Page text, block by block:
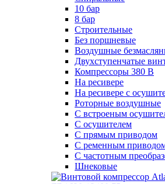
10 бар
8 бар
Cтроительные
Без поршневые
Воздушные
Двухступенчатые
Компрессоры 380 В
На ресивере
На ресивере с
Роторные воздушные
С встроеным
С осушителем
С прямым приводом
С ременным
С частотным
Шнековые